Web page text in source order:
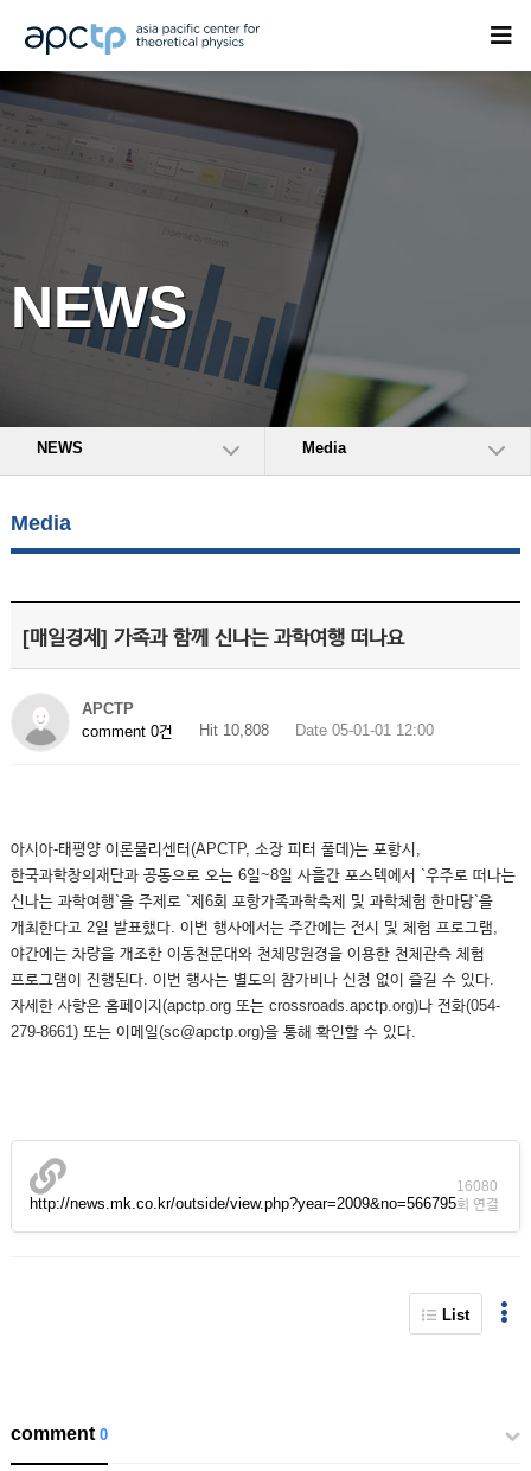
NEWS
NEWS Media
Media
[매일경제] 가족과 함께 신나는 과학여행 떠나요
APCTP
comment 0건
Hit 10,808 Date 05-01-01 12:00
아시아-태평양 이론물리센터(APCTP, 소장 피터 풀데)는 포항시,
한국과학창의재단과 공동으로 오는 6일~8일 사흘간 포스텍에서 `우주로 떠나는
신나는 과학여행`을 주제로 `제6회 포항가족과학축제 및 과학체험 한마당`을
개최한다고 2일 발표했다. 이번 행사에서는 주간에는 전시 및 체험 프로그램,
야간에는 차량을 개조한 이동천문대와 천체망원경을 이용한 천체관측 체험
프로그램이 진행된다. 이번 행사는 별도의 참가비나 신청 없이 즐길 수 있다.
자세한 사항은 홈페이지(apctp.org 또는 crossroads.apctp.org)나 전화(054-
279-8661) 또는 이메일(sc@apctp.org)을 통해 확인할 수 있다.
http://news.mk.co.kr/outside/view.php?year=2009&no=566795
16080
회 연결
List
comment0